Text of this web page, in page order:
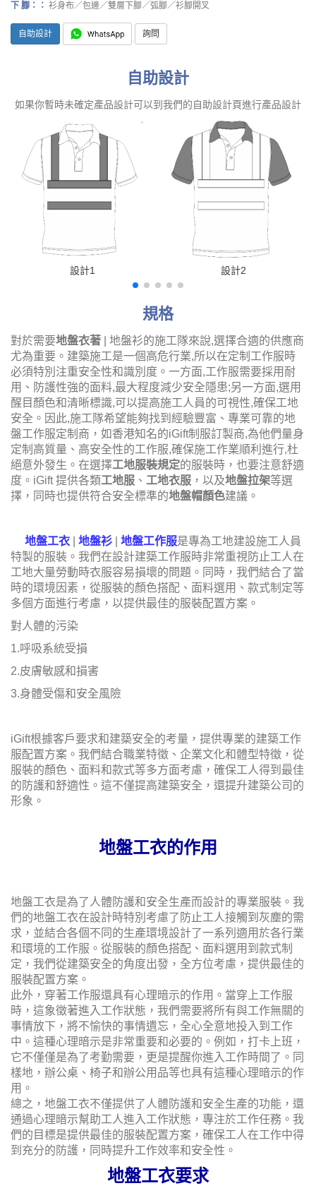
下 腳：： 衫身布／包邊／雙層下腳／弧腳／衫腳開叉
自助設計 詢問
自助設計
如果你暫時未確定產品設計可以到我們的自助設計頁進行產品設計
設計1 設計2
規格
對於需要地盤衣著 | 地盤衫的施工隊來說,選擇合適的供應商
尤為重要。建築施工是一個高危行業,所以在定制工作服時
必須特別注重安全性和識別度。一方面,工作服需要採用耐
用、防護性強的面料,最大程度減少安全隱患;另一方面,選用
醒目顏色和清晰標識,可以提高施工人員的可視性,確保工地
安全。因此,施工隊希望能夠找到經驗豐富、專業可靠的地
盤工作服定制商，如香港知名的iGift制服訂製商,為他們量身
定制高質量、高安全性的工作服,確保施工作業順利進行,杜
絕意外發生。在選擇工地服裝規定的服裝時，也要注意舒適
度。iGift 提供各類工地服 、 工地衣服 ，以及地盤拉架等選
擇，同時也提供符合安全標準的地盤帽顏色建議。
地盤工衣 地盤衫 地盤工作服是專為工地建設施工人員
特製的服裝。我們在設計建築工作服時非常重視防止工人在
工地大量勞動時衣服容易損壞的問題。同時，我們結合了當
時的環境因素，從服裝的顏色搭配、面料選用、款式制定等
多個方面進行考慮，以提供最佳的服裝配置方案。
對人體的污染
1.呼吸系統受損
2.皮膚敏感和損害
3.身體受傷和安全風險
iGift根據客戶要求和建築安全的考量，提供專業的建築工作
服配置方案。我們結合職業特徵、企業文化和體型特徵，從
服裝的顏色、面料和款式等多方面考慮，確保工人得到最佳
的防護和舒適性。這不僅提高建築安全，還提升建築公司的
形象。
地盤工衣的作用
地盤工衣是為了人體防護和安全生產而設計的專業服裝。我
們的地盤工衣在設計時特別考慮了防止工人接觸到灰塵的需
求，並結合各個不同的生產環境設計了一系列適用於各行業
和環境的工作服。從服裝的顏色搭配、面料選用到款式制
定，我們從建築安全的角度出發，全方位考慮，提供最佳的
服裝配置方案。
此外，穿著工作服還具有心理暗示的作用。當穿上工作服
時，這象徵著進入工作狀態，我們需要將所有與工作無關的
事情放下，將不愉快的事情遺忘，全心全意地投入到工作
中。這種心理暗示是非常重要和必要的。例如，打卡上班，
它不僅僅是為了考勤需要，更是提醒你進入工作時間了。同
樣地，辦公桌、椅子和辦公用品等也具有這種心理暗示的作
用。
總之，地盤工衣不僅提供了人體防護和安全生產的功能，還
通過心理暗示幫助工人進入工作狀態，專注於工作任務。我
們的目標是提供最佳的服裝配置方案，確保工人在工作中得
到充分的防護，同時提升工作效率和安全性。
地盤工衣要求